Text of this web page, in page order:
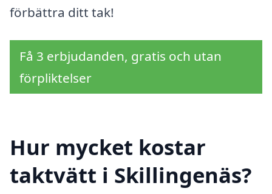
förbättra ditt tak!
Få 3 erbjudanden, gratis och utan
förpliktelser
Hur mycket kostar
taktvätt i Skillingenäs?